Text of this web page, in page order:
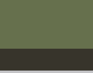
2025